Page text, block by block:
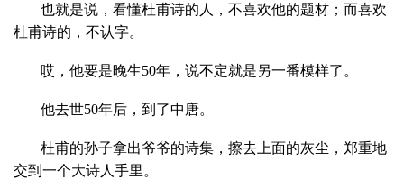
也就是说，看懂杜甫诗的人，不喜欢他的题材；而喜欢
杜甫诗的，不认字。
哎，他要是晚生50年，说不定就是另一番模样了。
他去世50年后，到了中唐。
杜甫的孙子拿出爷爷的诗集，擦去上面的灰尘，郑重地
交到一个大诗人手里。